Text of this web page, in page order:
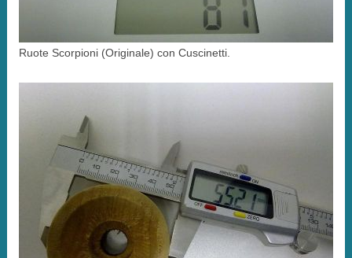
Ruote Scorpioni (Originale) con Cuscinetti.